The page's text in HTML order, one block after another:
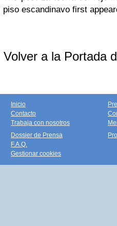
piso escandinavo first
Volver a la Portada
Inicio
Contacto
Trabaja con nosotros
Dossier de Prensa
F.A.Q.
Gestionar cookies